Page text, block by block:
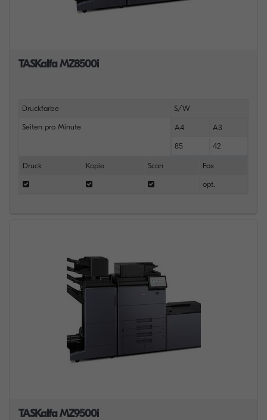
TASKalfa MZ8500i
Druckfarbe S/W
Seiten pro Minute A4 A3
85 42
Druck Kopie Scan Fax
opt.
TASKalfa MZ9500i